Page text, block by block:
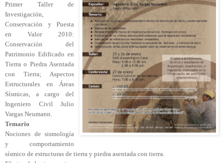
Primer Taller de
Investigación,
Conservación y Puesta
en Valor 2010:
Conservación del
Patrimonio Edificado en
Tierra o Piedra Asentada
con Tierra; Aspectos
Estructurales en Áreas
Sísmicas, a cargo del
Ingeniero Civil Julio
Vargas Neumann.
Temario
Nociones de sismología
y comportamiento
sísmico de estructuras de tierra y piedra asentada con tierra.